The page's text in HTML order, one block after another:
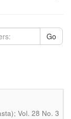
Go
Vol. 28 No. 3